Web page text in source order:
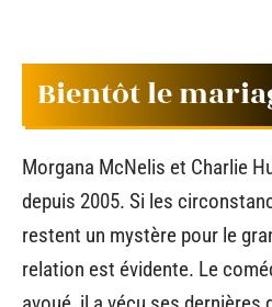
Bientôt le
Morgana McNelis et Charlie
depuis 2005. Si les
restent un mystère pour le
relation est évidente. Le